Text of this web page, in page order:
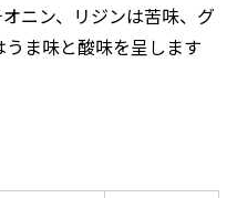
ニン、リジンは苦味、グ
ま味と酸味を呈します